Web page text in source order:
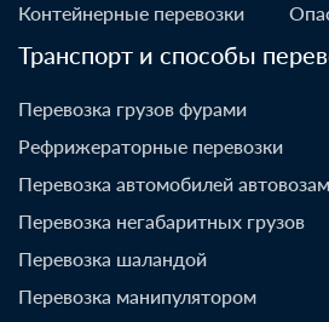
Контейнерные перевозки
Транспорт и способы
Перевозка грузов фурами
Рефрижераторные перевозки
Перевозка автомобилей
Перевозка негабаритных грузов
Перевозка шаландой
Перевозка манипулятором